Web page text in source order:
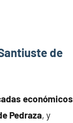
de
económicos
Pedraza, y